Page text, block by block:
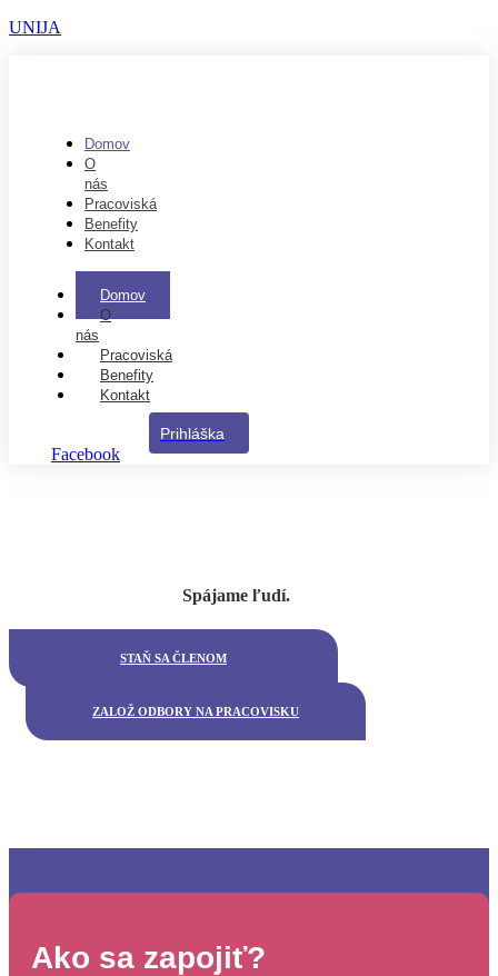
UNIJA
Domov
O
nás
Pracoviská
Benefity
Kontakt
Domov
O
nás
Pracoviská
Benefity
Kontakt
Prihláška
Facebook
Spájame ľudí.
STAŇ SA ČLENOM
ZALOŽ ODBORY NA PRACOVISKU
Ako sa zapojiť?